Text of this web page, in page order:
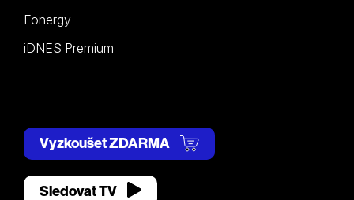
Fonergy
iDNES Premium
Vyzkoušet ZDARMA
Sledovat TV